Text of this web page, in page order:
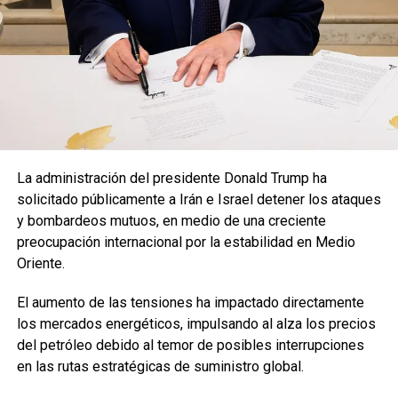
mantiene en alerta a varios países europeos.
Un recordatorio de la vulnerabilidad en alta mar
Este incidente vuelve a poner sobre la mesa una realidad
que la industria de cruceros conoce bien: aunque navegar
representa aventura y descanso, los espacios
compartidos pueden convertirse rápidamente en
escenarios críticos cuando aparece una enfermedad
infecciosa inesperada.
La investigación continúa y las próximas horas serán clave
para determinar el verdadero alcance del brote.
TEMAS RELACIONADOS:
VER SIGUIENTE
Brote de ébola en África central genera preocupación
La administración del presidente Donald Trump ha
solicitado públicamente a Irán e Israel detener los ataques
y bombardeos mutuos, en medio de una creciente
preocupación internacional por la estabilidad en Medio
Oriente.
El aumento de las tensiones ha impactado directamente
los mercados energéticos, impulsando al alza los precios
del petróleo debido al temor de posibles interrupciones
en las rutas estratégicas de suministro global.